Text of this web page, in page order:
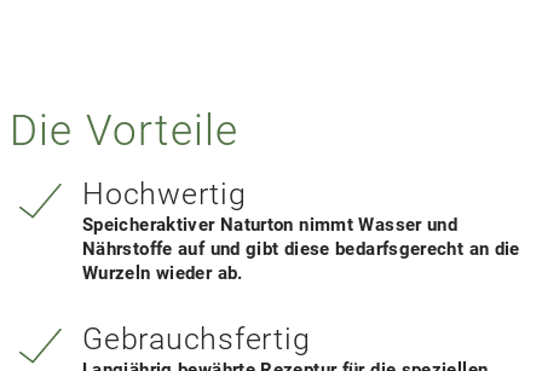
Die Vorteile
Hochwertig
Speicheraktiver Naturton nimmt Wasser und
Nährstoffe auf und gibt diese bedarfsgerecht an die
Wurzeln wieder ab.
Gebrauchsfertig